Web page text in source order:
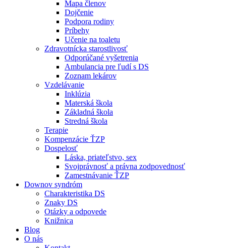
Mapa členov
Dojčenie
Podpora rodiny
Príbehy
Učenie na toaletu
Zdravotnícka starostlivosť
Odporúčané vyšetrenia
Ambulancia pre ľudí s DS
Zoznam lekárov
Vzdelávanie
Inklúzia
Materská škola
Základná škola
Stredná škola
Terapie
Kompenzácie ŤZP
Dospelosť
Láska, priateľstvo, sex
Svojprávnosť a právna zodpovednosť
Zamestnávanie ŤZP
Downov syndróm
Charakteristika DS
Znaky DS
Otázky a odpovede
Knižnica
Blog
O nás